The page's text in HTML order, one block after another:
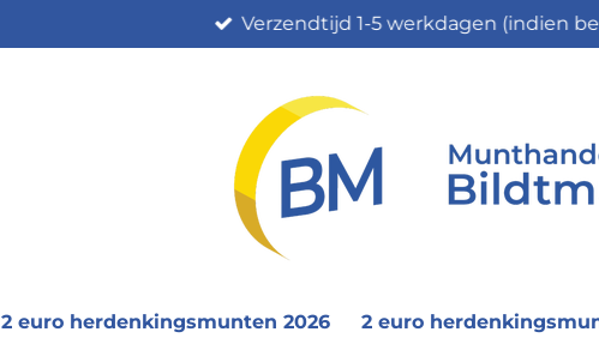
Verzendtijd 1-5 werkdagen (indien
2 euro herdenkingsmunten 2026 2 euro